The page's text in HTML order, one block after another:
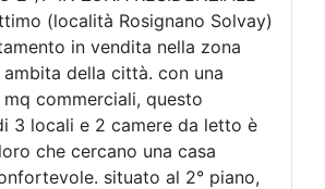
(località Rosignano Solvay)
in vendita nella zona
della città. con una
commerciali, questo
3 locali e 2 camere da letto è
che cercano una casa
situato al 2° piano,